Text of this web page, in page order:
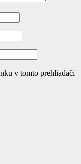
v tomto prehliadači